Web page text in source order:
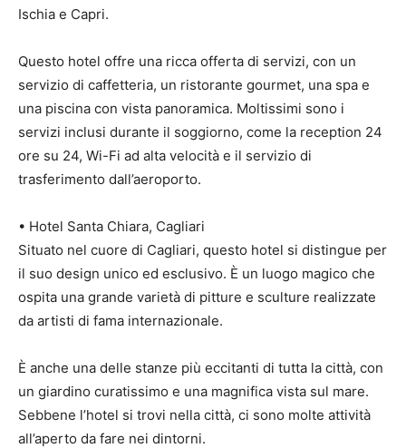
Ischia e Capri.
Questo hotel offre una ricca offerta di servizi, con un
servizio di caffetteria, un ristorante gourmet, una spa e
una piscina con vista panoramica. Moltissimi sono i
servizi inclusi durante il soggiorno, come la reception 24
ore su 24, Wi-Fi ad alta velocità e il servizio di
trasferimento dall’aeroporto.
• Hotel Santa Chiara, Cagliari
Situato nel cuore di Cagliari, questo hotel si distingue per
il suo design unico ed esclusivo. È un luogo magico che
ospita una grande varietà di pitture e sculture realizzate
da artisti di fama internazionale.
È anche una delle stanze più eccitanti di tutta la città, con
un giardino curatissimo e una magnifica vista sul mare.
Sebbene l’hotel si trovi nella città, ci sono molte attività
all’aperto da fare nei dintorni.